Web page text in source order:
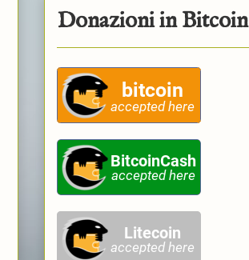
Donazioni in Bitcoin